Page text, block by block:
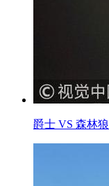
爵士 VS 森林狼